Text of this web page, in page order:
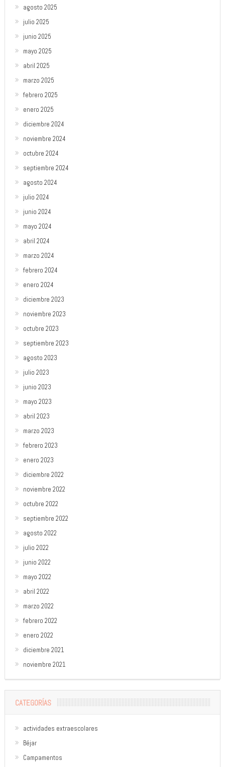
agosto 2025
julio 2025
junio 2025
mayo 2025
abril 2025
marzo 2025
febrero 2025
enero 2025
diciembre 2024
noviembre 2024
octubre 2024
septiembre 2024
agosto 2024
julio 2024
junio 2024
mayo 2024
abril 2024
marzo 2024
febrero 2024
enero 2024
diciembre 2023
noviembre 2023
octubre 2023
septiembre 2023
agosto 2023
julio 2023
junio 2023
mayo 2023
abril 2023
marzo 2023
febrero 2023
enero 2023
diciembre 2022
noviembre 2022
octubre 2022
septiembre 2022
agosto 2022
julio 2022
junio 2022
mayo 2022
abril 2022
marzo 2022
febrero 2022
enero 2022
diciembre 2021
noviembre 2021
CATEGORÍAS
actividades extraescolares
Béjar
Campamentos